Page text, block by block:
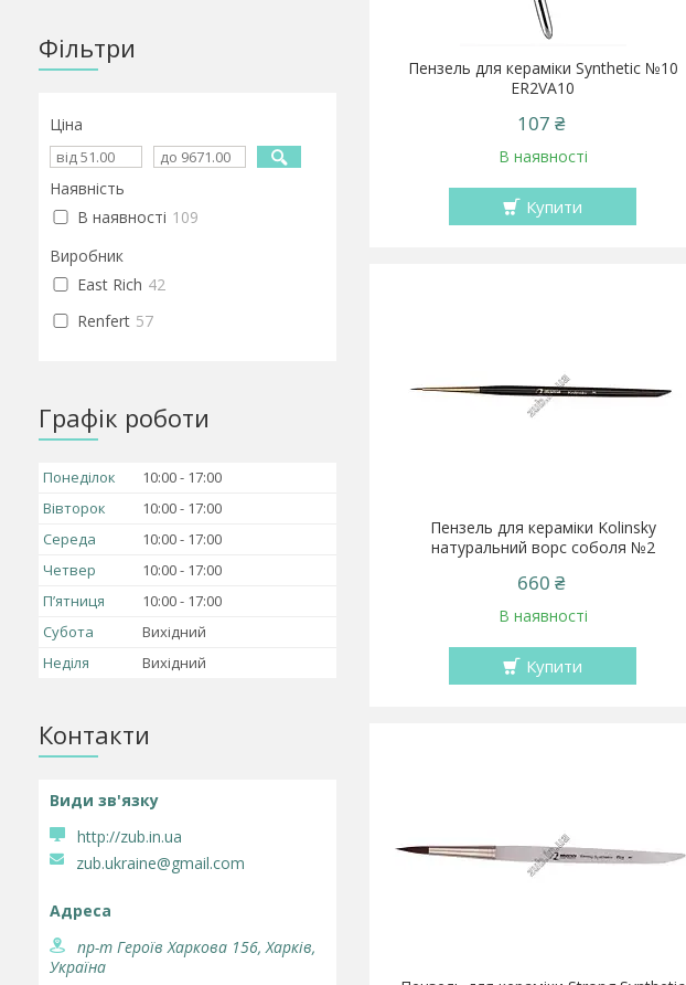
Пензель для кераміки Synthetic №10
ER2VA10
107 ₴
В наявності
Купити
Пензель для кераміки Kolinsky
натуральний ворс соболя №2
660 ₴
В наявності
Купити
Фільтри
Ціна
Наявність
В наявності 109
Виробник
East Rich 42
Renfert 57
Графік роботи
Понеділок 10:00
17:00
Вівторок
10:00
17:00
Середа
10:00
17:00
Четвер
10:00
17:00
Пʼятниця
10:00
17:00
Субота
Вихідний
Неділя
Вихідний
Контакти
http://zub.in.ua
zub.ukraine@gmail.com
пр-т Героїв Харкова 156, Харків,
Україна